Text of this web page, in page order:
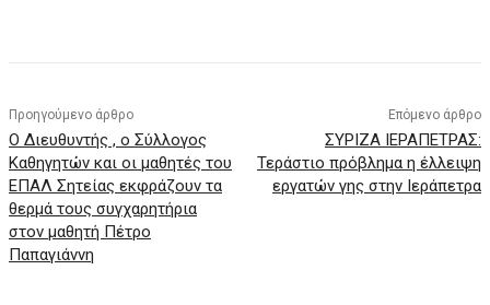
Προηγούμενο άρθρο
Ο Διευθυντής , ο Σύλλογος
Καθηγητών και οι μαθητές του
ΕΠΑΛ Σητείας εκφράζουν τα
θερμά τους συγχαρητήρια
στον μαθητή Πέτρο
Παπαγιάννη
Επόμενο άρθρο
ΣΥΡΙΖΑ ΙΕΡΑΠΕΤΡΑΣ:
Τεράστιο πρόβλημα η έλλειψη
εργατών γης στην Ιεράπετρα